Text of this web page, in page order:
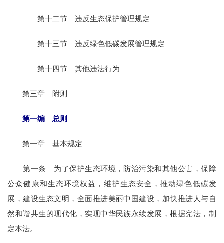
第十二节 违反生态保护管理规定
第十三节 违反绿色低碳发展管理规定
第十四节 其他违法行为
第三章 附则
第一编 总则
第一章 基本规定
第一条 为了保护生态环境，防治污染和其他公害，保障
公众健康和生态环境权益，维护生态安全，推动绿色低碳发
展，建设生态文明，全面推进美丽中国建设，加快推进人与自
然和谐共生的现代化，实现中华民族永续发展，根据宪法，制
定本法。